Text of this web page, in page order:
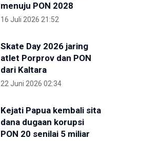
menuju PON 2028
16 Juli 2026 21:52
Skate Day 2026 jaring
atlet Porprov dan PON
dari Kaltara
22 Juni 2026 02:34
Kejati Papua kembali sita
dana dugaan korupsi
PON 20 senilai 5 miliar